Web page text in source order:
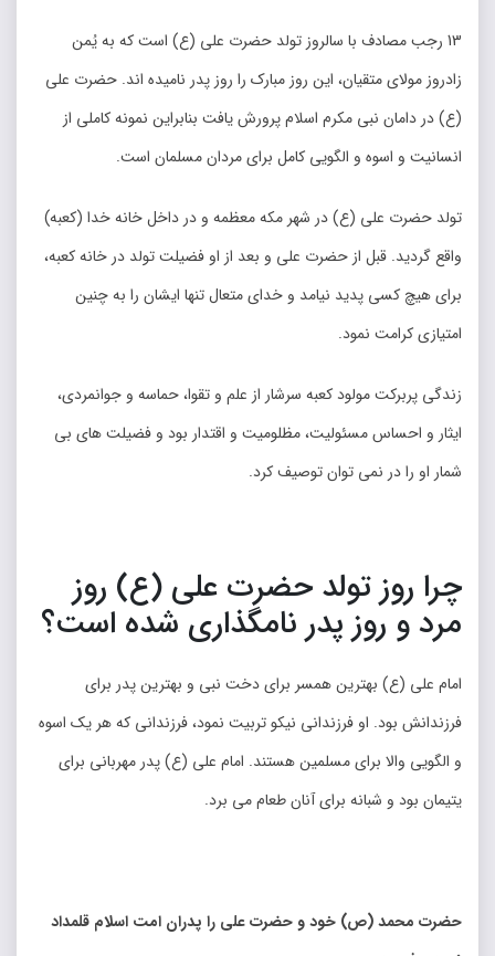
13 رجب مصادف با سالروز تولد حضرت علی (ع) است که به یُمن
زادروز مولای متقیان، این روز مبارک را روز پدر نامیده اند. حضرت علی
(ع) در دامان نبی مکرم اسلام پرورش یافت بنابراین نمونه کاملی از
انسانیت و اسوه و الگویی کامل برای مردان مسلمان است.
تولد حضرت علی (ع) در شهر مکه معظمه و در داخل خانه خدا (کعبه)
واقع گردید. قبل از حضرت علی و بعد از او فضیلت تولد در خانه کعبه،
برای هیچ کسی پدید نیامد و خدای متعال تنها ایشان را به چنین
امتیازی کرامت نمود.
زندگی پربرکت مولود کعبه سرشار از علم و تقوا، حماسه و جوانمردی،
ایثار و احساس مسئولیت، مظلومیت و اقتدار بود و فضیلت های بی
شمار او را در نمی توان توصیف کرد.
چرا روز تولد حضرت علی (ع) روز
مرد و روز پدر نامگذاری شده است؟
امام علی (ع) بهترین همسر برای دخت نبی و بهترین پدر برای
فرزندانش بود. او فرزندانی نیکو تربیت نمود، فرزندانی که هر یک اسوه
و الگویی والا برای مسلمین هستند. امام علی (ع) پدر مهربانی برای
یتیمان بود و شبانه برای آنان طعام می برد.
حضرت محمد (ص) خود و حضرت علی را پدران امت اسلام قلمداد